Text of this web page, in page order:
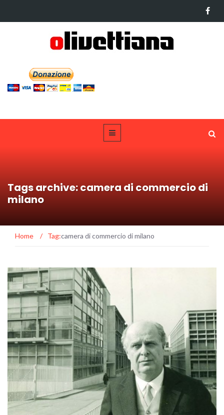
Tags archive: camera di commercio di
milano
Home / Tag:camera di commercio di milano